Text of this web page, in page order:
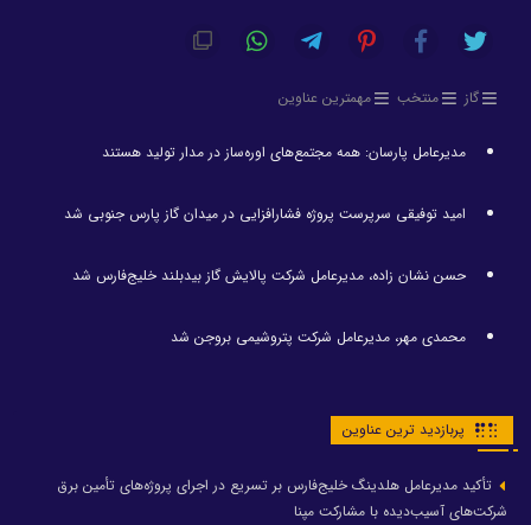
گاز منتخب مهمترین عناوین
مدیرعامل پارسان: همه مجتمع‌های اوره‌ساز در مدار تولید هستند
امید توفیقی سرپرست پروژه فشارافزایی در میدان گاز پارس جنوبی شد
حسن نشان زاده، مدیرعامل شرکت پالایش گاز بیدبلند خلیج‌فارس شد
محمدی مهر، مدیرعامل شرکت پتروشیمی بروجن شد
پربازدید ترین عناوین
تأکید مدیرعامل هلدینگ خلیج‌فارس بر تسریع در اجرای پروژه‌های تأمین برق
شرکت‌های آسیب‌دیده با مشارکت مپنا